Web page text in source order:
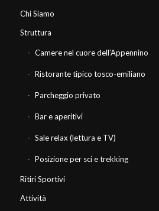
Chi Siamo
Struttura
Camere nel cuore dell’Appennino
Ristorante tipico tosco-emiliano
Parcheggio privato
Bar e aperitivi
Sale relax (lettura e TV)
Posizione per sci e trekking
Ritiri Sportivi
Attività